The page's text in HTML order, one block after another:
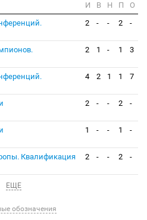
И В Н П
О
2 - - 2 -
2 1 - 1 3
4 2 1 1 7
2 - - 2 -
1 - - 1 -
Квалификация 2 - - 2 -
ЕЩЕ
обозначения